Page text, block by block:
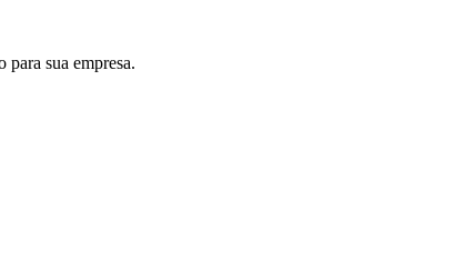
para sua empresa.